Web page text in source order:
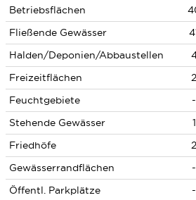
Betriebsflächen
Fließende Gewässer
Halden/Deponien/Abbaustellen
Freizeitflächen
2
Feuchtgebiete
-
Stehende Gewässer
1
Friedhöfe
2
Gewässerrandflächen
-
Öffentl. Parkplätze
-